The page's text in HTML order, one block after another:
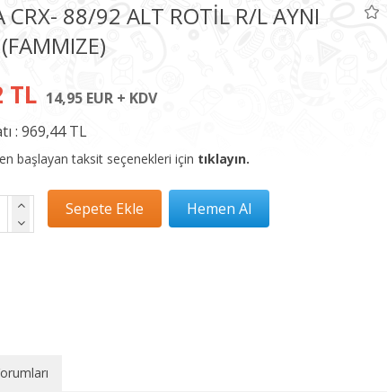
CRX- 88/92 ALT ROTİL R/L AYNI
TL 14,95 EUR + KDV
: 969,44 TL
başlayan taksit seçenekleri için tıklayın.